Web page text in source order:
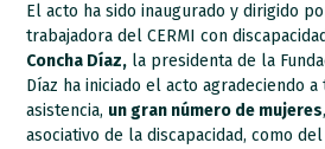
El acto ha sido inaugurado y dirigido
trabajadora del CERMI con
Concha Díaz, la presidenta de la
Díaz ha iniciado el acto agradeciendo
asistencia, un gran número de mujeres
asociativo de la discapacidad, como